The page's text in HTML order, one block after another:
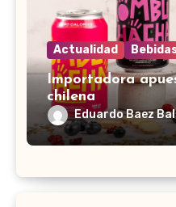
Actualidad
Importadora
chilena
Eduardo Baez